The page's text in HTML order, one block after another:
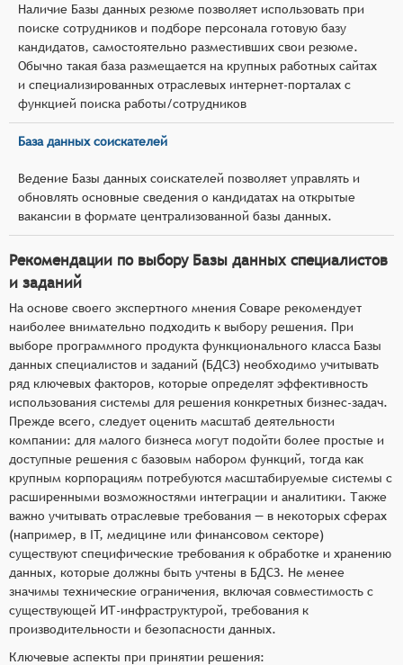
Наличие Базы данных резюме позволяет использовать при
поиске сотрудников и подборе персонала готовую базу
кандидатов, самостоятельно разместивших свои резюме.
Обычно такая база размещается на крупных работных сайтах
и специализированных отраслевых интернет-порталах с
функцией поиска работы/сотрудников
База данных соискателей
Ведение Базы данных соискателей позволяет управлять и
обновлять основные сведения о кандидатах на открытые
вакансии в формате централизованной базы данных.
Рекомендации по выбору Базы данных специалистов
и заданий
На основе своего экспертного мнения Соваре рекомендует
наиболее внимательно подходить к выбору решения. При
выборе программного продукта функционального класса Базы
данных специалистов и заданий (БДСЗ) необходимо учитывать
ряд ключевых факторов, которые определят эффективность
использования системы для решения конкретных бизнес-задач.
Прежде всего, следует оценить масштаб деятельности
компании: для малого бизнеса могут подойти более простые и
доступные решения с базовым набором функций, тогда как
крупным корпорациям потребуются масштабируемые системы с
расширенными возможностями интеграции и аналитики. Также
важно учитывать отраслевые требования — в некоторых сферах
(например, в IT, медицине или финансовом секторе)
существуют специфические требования к обработке и хранению
данных, которые должны быть учтены в БДСЗ. Не менее
значимы технические ограничения, включая совместимость с
существующей ИТ-инфраструктурой, требования к
производительности и безопасности данных.
Ключевые аспекты при принятии решения: